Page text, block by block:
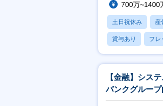
700万~1400
土日祝休み 産
賞与あり フレ
社宅・住宅補助
【金融】シス
バンクグルー
発リーダ）担当